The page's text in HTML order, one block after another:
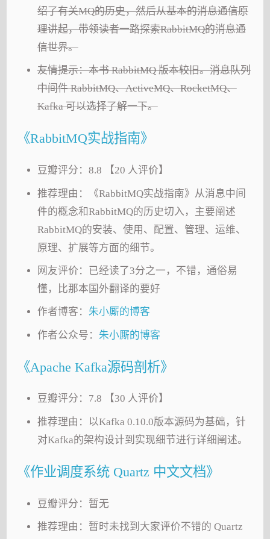
绍了有关MQ的历史，然后从基本的消息通信原
理讲起，带领读者一路探索RabbitMQ的消息通
信世界。
友情提示：本书 RabbitMQ 版本较旧。消息队列
中间件 RabbitMQ、ActiveMQ、RocketMQ、
Kafka 可以选择了解一下。
《RabbitMQ实战指南》
豆瓣评分：8.8 【20 人评价】
推荐理由：《RabbitMQ实战指南》从消息中间
件的概念和RabbitMQ的历史切入，主要阐述
RabbitMQ的安装、使用、配置、管理、运维、
原理、扩展等方面的细节。
网友评价：已经读了3分之一，不错，通俗易
懂，比那本国外翻译的要好
作者博客： 朱小厮的博客
作者公众号： 朱小厮的博客
《Apache Kafka源码剖析》
豆瓣评分：7.8 【30 人评价】
推荐理由：以Kafka 0.10.0版本源码为基础，针
对Kafka的架构设计到实现细节进行详细阐述。
《作业调度系统 Quartz 中文文档》
豆瓣评分：暂无
推荐理由：暂时未找到大家评价不错的 Quartz